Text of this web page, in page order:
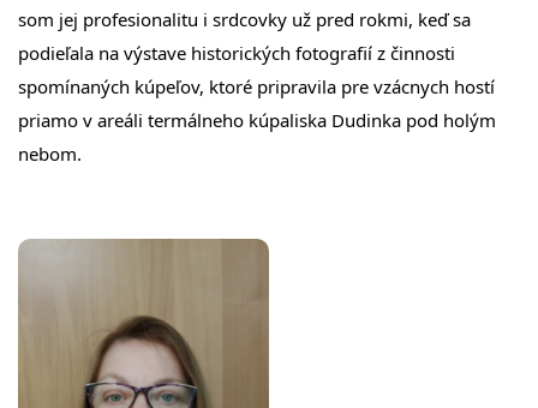
som jej profesionalitu i srdcovky už pred rokmi, keď sa
podieľala na výstave historických fotografií z činnosti
spomínaných kúpeľov, ktoré pripravila pre vzácnych hostí
priamo v areáli termálneho kúpaliska Dudinka pod holým
nebom.